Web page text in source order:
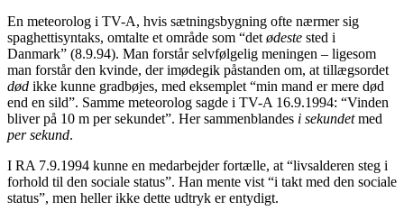
En meteorolog i TV-A, hvis sætningsbygning ofte nærmer sig
spaghettisyntaks, omtalte et område som “det ødeste sted i
Danmark” (8.9.94). Man forstår selvfølgelig meningen – ligesom
man forstår den kvinde, der imødegik påstanden om, at tillægsordet
død ikke kunne gradbøjes, med eksemplet “min mand er mere død
end en sild”. Samme meteorolog sagde i TV-A 16.9.1994: “Vinden
bliver på 10 m per sekundet”. Her sammenblandes i sekundetmed
per sekund.
I RA 7.9.1994 kunne en medarbejder fortælle, at “livsalderen steg i
forhold til den sociale status”. Han mente vist “i takt med den sociale
status”, men heller ikke dette udtryk er entydigt.